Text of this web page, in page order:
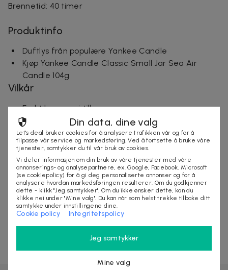
Brennetid: 40 timer
Produktinfo
Duftlys från populære Yankee Candle
Kjøp Yankee Candle Classic Small Jar Sea Air
Candle 104g
Vilkår
Frakt kommer i tillegg
Leveringstid ca 2-5 virkedager
Selges av
StylingAgenten
Organisasjonsnummer:556797-9819
UTSOLGT
Din data, dine valg
Let's deal bruker cookies for å analysere trafikken vår og for å
tilpasse vår service og markedsføring. Ved å fortsette å bruke våre
tjenester, samtykker du til vår bruk av cookies.
Vi deler informasjon om din bruk av våre tjenester med våre
annonserings- og analysepartnere, ex. Google, Facebook, Microsoft
(se cookiepolicy) for å gi deg personaliserte annonser og for å
analysere hvordan markedsføringen resulterer. Om du godkjenner
dette - klikk "Jeg samtykker". Om du ikke ønsker dette, kan du
klikke nei under "Mine valg". Du kan når som helst trekke tilbake ditt
samtykke under innstillingene dine.
Cookie policy Integritetspolicy
Jeg samtykker
Mine valg